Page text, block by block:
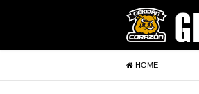
HOME